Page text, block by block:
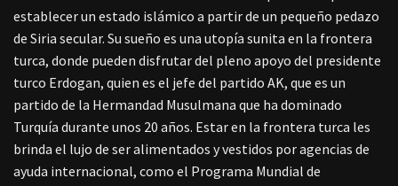
establecer un estado islámico a partir de un pequeño pedazo
de Siria secular. Su sueño es una utopía sunita en la frontera
turca, donde pueden disfrutar del pleno apoyo del presidente
turco Erdogan, quien es el jefe del partido AK, que es un
partido de la Hermandad Musulmana que ha dominado
Turquía durante unos 20 años. Estar en la frontera turca les
brinda el lujo de ser alimentados y vestidos por agencias de
ayuda internacional, como el Programa Mundial de